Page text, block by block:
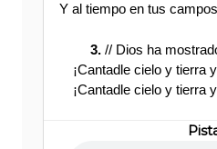
Y al tiempo en tus
3. // Dios ha
¡Cantadle cielo y tierra
¡Cantadle cielo y tierra